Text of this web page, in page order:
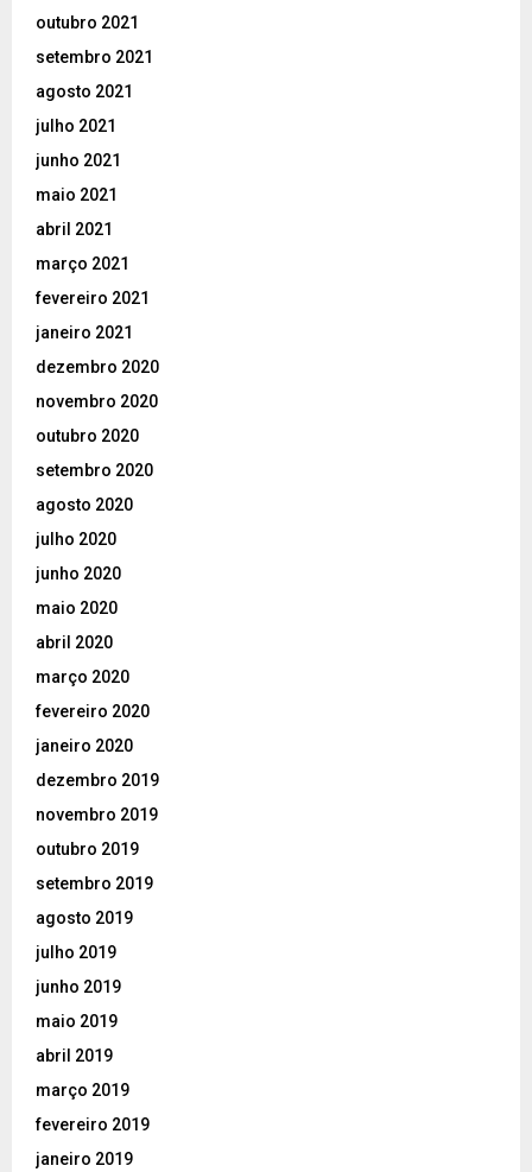
outubro 2021
setembro 2021
agosto 2021
julho 2021
junho 2021
maio 2021
abril 2021
março 2021
fevereiro 2021
janeiro 2021
dezembro 2020
novembro 2020
outubro 2020
setembro 2020
agosto 2020
julho 2020
junho 2020
maio 2020
abril 2020
março 2020
fevereiro 2020
janeiro 2020
dezembro 2019
novembro 2019
outubro 2019
setembro 2019
agosto 2019
julho 2019
junho 2019
maio 2019
abril 2019
março 2019
fevereiro 2019
janeiro 2019